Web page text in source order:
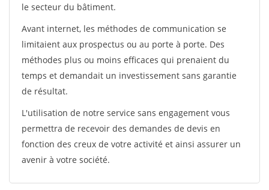
le secteur du bâtiment.
Avant internet, les méthodes de communication se
limitaient aux prospectus ou au porte à porte. Des
méthodes plus ou moins efficaces qui prenaient du
temps et demandait un investissement sans garantie
de résultat.
L'utilisation de notre service sans engagement vous
permettra de recevoir des demandes de devis en
fonction des creux de votre activité et ainsi assurer un
avenir à votre société.